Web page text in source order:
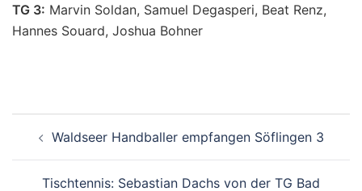
TG 3: Marvin Soldan, Samuel Degasperi, Beat Renz,
Hannes Souard, Joshua Bohner
Waldseer Handballer empfangen Söflingen 3
Tischtennis: Sebastian Dachs von der TG Bad